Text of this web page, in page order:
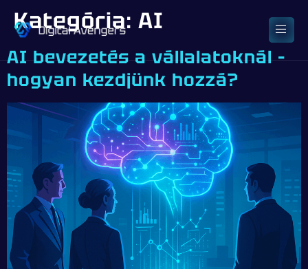
Kategória: AI
AI bevezetés a vállalatoknál –
hogyan kezdjünk hozzá?